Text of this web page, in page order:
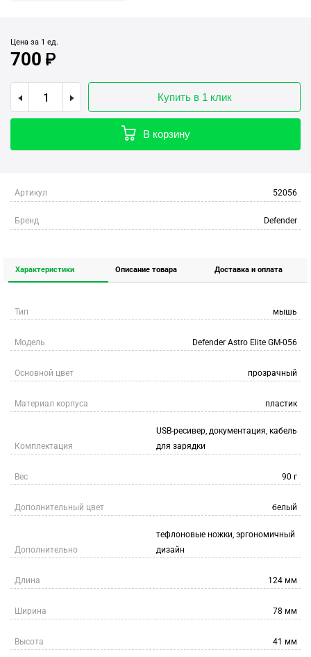
Цена за 1 ед.
700
Купить в 1 клик
В корзину
Артикул 52056
Бренд Defender
Характеристики Описание товара Доставка и оплата
Тип мышь
Модель Defender Astro Elite GM-056
Основной цвет прозрачный
Материал корпуса пластик
Комплектация
USB-ресивер, документация, кабель
для зарядки
Вес 90 г
Дополнительный цвет белый
Дополнительно
тефлоновые ножки, эргономичный
дизайн
Длина 124 мм
Ширина 78 мм
Высота 41 мм